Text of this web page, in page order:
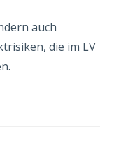
auch
die im LV